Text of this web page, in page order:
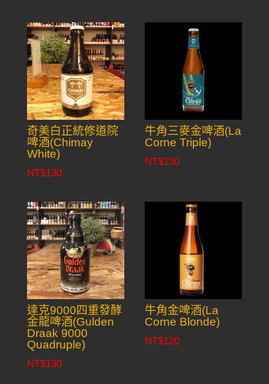
奇美白正統修道院
啤酒(Chimay
White)
NT$130
牛角三麥金啤酒(La
Corne Triple)
NT$130
達克9000四重發酵
金龍啤酒(Gulden
Draak 9000
Quadruple)
NT$130
牛角金啤酒(La
Corne Blonde)
NT$120